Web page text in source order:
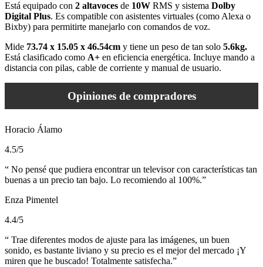
Está equipado con 2 altavoces de 10W RMS y sistema Dolby
Digital Plus. Es compatible con asistentes virtuales (como Alexa o
Bixby) para permitirte manejarlo con comandos de voz.
Mide 73.74 x 15.05 x 46.54cm y tiene un peso de tan solo 5.6kg.
Está clasificado como A+ en eficiencia energética. Incluye mando a
distancia con pilas, cable de corriente y manual de usuario.
Opiniones de compradores
Horacio Álamo
4.5/5
No pensé que pudiera encontrar un televisor con características tan
buenas a un precio tan bajo. Lo recomiendo al 100%.
Enza Pimentel
4.4/5
Trae diferentes modos de ajuste para las imágenes, un buen
sonido, es bastante liviano y su precio es el mejor del mercado ¡Y
miren que he buscado! Totalmente satisfecha.